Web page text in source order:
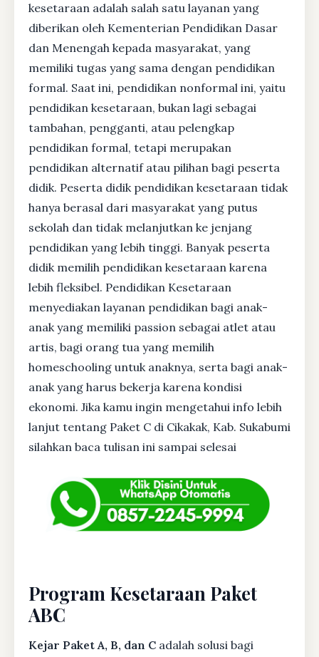
kesetaraan adalah salah satu layanan yang
diberikan oleh Kementerian Pendidikan Dasar
dan Menengah kepada masyarakat, yang
memiliki tugas yang sama dengan pendidikan
formal. Saat ini, pendidikan nonformal ini, yaitu
pendidikan kesetaraan, bukan lagi sebagai
tambahan, pengganti, atau pelengkap
pendidikan formal, tetapi merupakan
pendidikan alternatif atau pilihan bagi peserta
didik. Peserta didik pendidikan kesetaraan tidak
hanya berasal dari masyarakat yang putus
sekolah dan tidak melanjutkan ke jenjang
pendidikan yang lebih tinggi. Banyak peserta
didik memilih pendidikan kesetaraan karena
lebih fleksibel. Pendidikan Kesetaraan
menyediakan layanan pendidikan bagi anak-
anak yang memiliki passion sebagai atlet atau
artis, bagi orang tua yang memilih
homeschooling untuk anaknya, serta bagi anak-
anak yang harus bekerja karena kondisi
ekonomi. Jika kamu ingin mengetahui info lebih
lanjut tentang Paket C di Cikakak, Kab. Sukabumi
silahkan baca tulisan ini sampai selesai
Program Kesetaraan Paket
ABC
Kejar Paket A, B, dan C adalah solusi bagi